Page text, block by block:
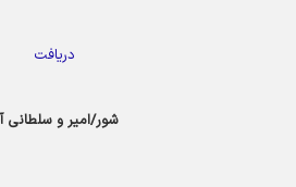
دریافت
شور/امیر و سلطانی آقا